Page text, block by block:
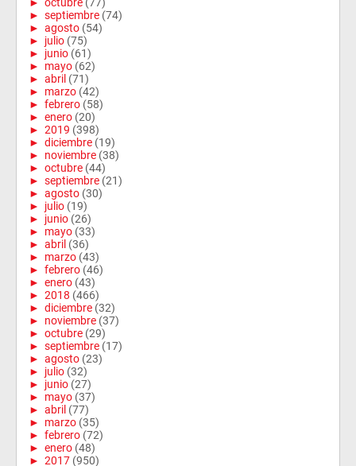
► septiembre (74)
► agosto (54)
► julio (75)
► junio (61)
► mayo (62)
► abril (71)
► marzo (42)
► febrero (58)
► enero (20)
► 2019 (398)
► diciembre (19)
► noviembre (38)
► octubre (44)
► septiembre (21)
► agosto (30)
► julio (19)
► junio (26)
► mayo (33)
► abril (36)
► marzo (43)
► febrero (46)
► enero (43)
► 2018 (466)
► diciembre (32)
► noviembre (37)
► octubre (29)
► septiembre (17)
► agosto (23)
► julio (32)
► junio (27)
► mayo (37)
► abril (77)
► marzo (35)
► febrero (72)
► enero (48)
► 2017 (950)